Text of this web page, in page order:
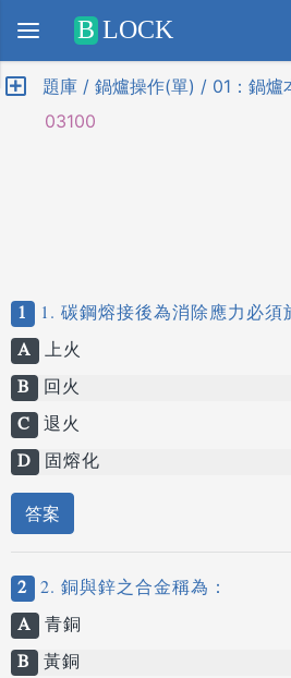
Positive SSL
B LOCK
題庫 / 鍋爐操作(單) / 01：鍋爐
03100
1
1. 碳鋼熔接後為消除應力必須
A 上火
B
回火
C 退火
D 固熔化
答案
2 2. 銅與鋅之合金稱為：
A 青銅
B 黃銅